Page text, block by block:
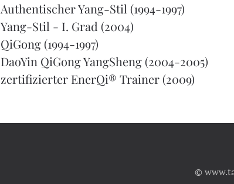
Authentischer Yang-Stil (1994-1997)
Yang-Stil - I. Grad (2004)
QiGong (1994-1997)
DaoYin QiGong YangSheng (2004-2005)
zertifizierter EnerQi® Trainer (2009)
©